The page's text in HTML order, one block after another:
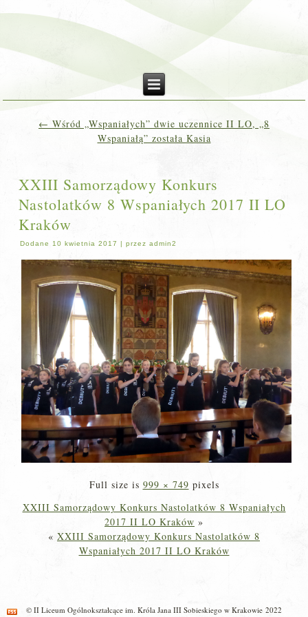
← Wśród „Wspaniałych” dwie uczennice II LO, „8
Wspaniałą” została Kasia
XXIII Samorządowy Konkurs
Nastolatków 8 Wspaniałych 2017 II LO
Kraków
Dodane 10 kwietnia 2017 |przez admin2
Full size is 999 × 749 pixels
XXIII Samorządowy Konkurs Nastolatków 8 Wspaniałych
2017 II LO Kraków »
« XXIII Samorządowy Konkurs Nastolatków 8
Wspaniałych 2017 II LO Kraków
© II Liceum Ogólnokształcące im. Króla Jana III Sobieskiego w Krakowie 2022